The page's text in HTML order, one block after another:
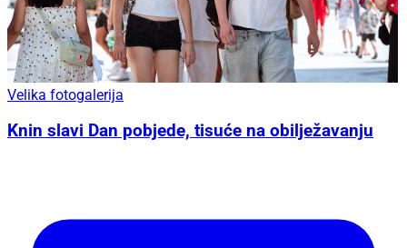
Velika fotogalerija
Knin slavi Dan pobjede, tisuće na obilježavanju